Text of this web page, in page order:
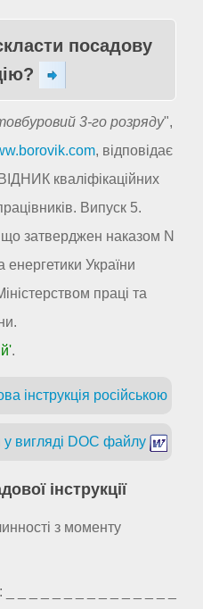
посадову
3-го розряду",
, відповідає
кваліфікаційних
Випуск 5.
затверджен наказом N
енергетики України
праці та
.
інструкція російською
вигляді DOC файлу
інструкції
з моменту
_ _ _ _ _ _ _ _ _ _ _ _ _ _